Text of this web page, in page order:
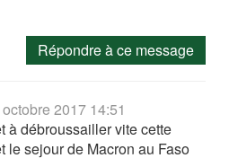
Répondre à ce message
2017 14:51
à débroussailler vite cette
le sejour de Macron au Faso